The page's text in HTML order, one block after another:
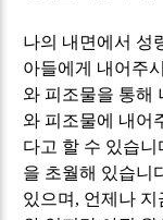
나의 내면에서 성
아들에게 내어주
와 피조물을 통해
와 피조물에 내어
다고 할 수 있습니
을 초월해 있습니
있으며 , 언제나 지